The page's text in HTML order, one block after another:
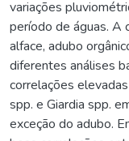
variações
período de águas. A
alface, adubo
diferentes análises
correlações
spp. e Giardia spp.
exceção do adubo.